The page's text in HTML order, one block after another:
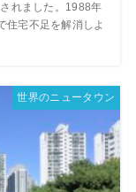
れました。1988年
住宅不足を解消しよ
世界のニュータウン